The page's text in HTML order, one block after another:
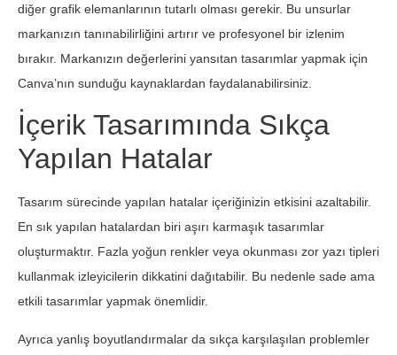
diğer grafik elemanlarının tutarlı olması gerekir. Bu unsurlar
markanızın tanınabilirliğini artırır ve profesyonel bir izlenim
bırakır. Markanızın değerlerini yansıtan tasarımlar yapmak için
Canva’nın sunduğu kaynaklardan faydalanabilirsiniz.
İçerik Tasarımında Sıkça
Yapılan Hatalar
Tasarım sürecinde yapılan hatalar içeriğinizin etkisini azaltabilir.
En sık yapılan hatalardan biri aşırı karmaşık tasarımlar
oluşturmaktır. Fazla yoğun renkler veya okunması zor yazı tipleri
kullanmak izleyicilerin dikkatini dağıtabilir. Bu nedenle sade ama
etkili tasarımlar yapmak önemlidir.
Ayrıca yanlış boyutlandırmalar da sıkça karşılaşılan problemler